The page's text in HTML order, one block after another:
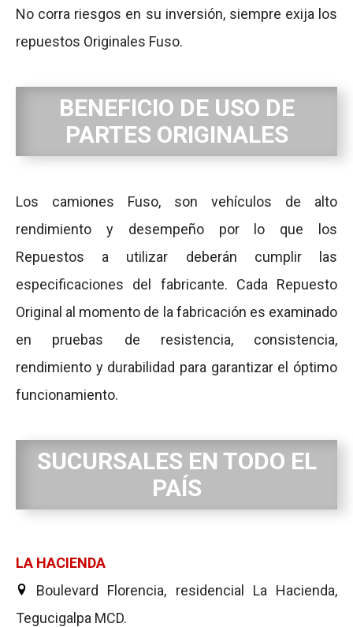
No corra riesgos en su inversión, siempre exija los
repuestos Originales Fuso.
BENEFICIO DE USO DE
PARTES ORIGINALES
Los camiones Fuso, son vehículos de alto
rendimiento y desempeño por lo que los
Repuestos a utilizar deberán cumplir las
especificaciones del fabricante. Cada Repuesto
Original al momento de la fabricación es examinado
en pruebas de resistencia, consistencia,
rendimiento y durabilidad para garantizar el óptimo
funcionamiento.
SUCURSALES EN TODO EL
PAÍS
LA HACIENDA
Boulevard Florencia, residencial La Hacienda,
Tegucigalpa MCD.